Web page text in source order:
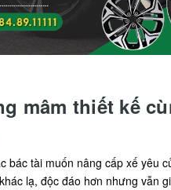
mâm thiết kế
bác tài muốn nâng cấp xế yêu
lạ, độc đáo hơn nhưng vẫn